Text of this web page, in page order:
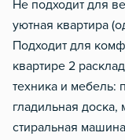
Не подходит для
уютная квартира
Подходит для
квартире 2
техника и мебель:
гладильная доска,
стиральная